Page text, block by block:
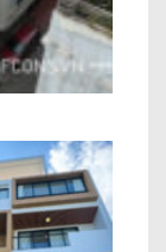
Trung